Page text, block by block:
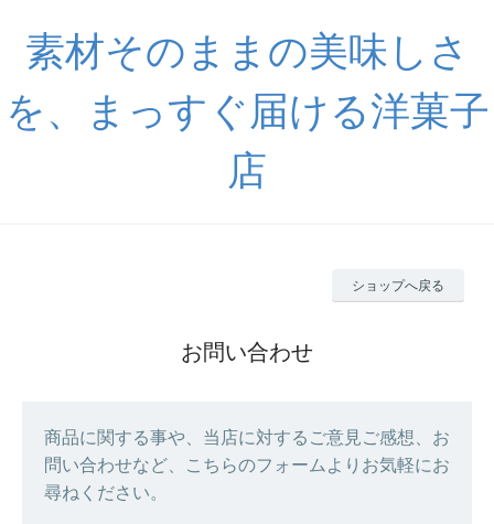
素材そのままの美味しさ
を、まっすぐ届ける洋菓子
店
ショップへ戻る
お問い合わせ
商品に関する事や、当店に対するご意見ご感想、お
問い合わせなど、こちらのフォームよりお気軽にお
尋ねください。